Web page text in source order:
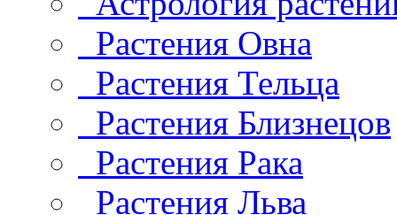
Растения Овна
Растения Тельца
Растения Близнецов
Растения Рака
Растения Льва